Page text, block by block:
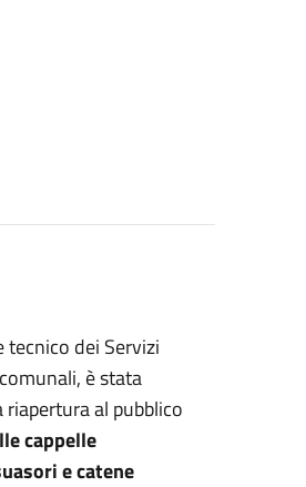
dei Servizi
è stata
riapertura al pubblico
cappelle
e catene